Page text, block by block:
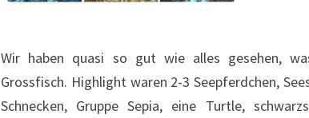
Wir haben quasi so gut wie alles gesehen,
Grossfisch. Highlight waren 2-3 Seepferdchen,
Schnecken, Gruppe Sepia, eine Turtle,